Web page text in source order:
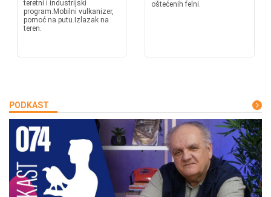
teretni i industrijski
program.Mobilni vulkanizer,
pomoć na putu.Izlazak na
teren.
oštećenih felni.
PODKAST